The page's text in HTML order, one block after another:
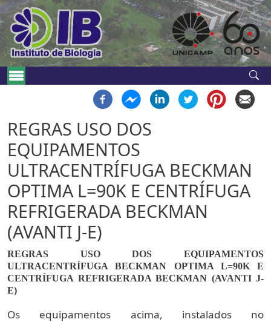
Pular para o conteúdo principal
Navegação principal
REGRAS USO DOS
EQUIPAMENTOS
ULTRACENTRÍFUGA BECKMAN
OPTIMA L=90K E CENTRÍFUGA
REFRIGERADA BECKMAN
(AVANTI J-E)
REGRAS USO DOS EQUIPAMENTOS
ULTRACENTRÍFUGA BECKMAN OPTIMA L=90K E
CENTRÍFUGA REFRIGERADA BECKMAN (AVANTI J-
E)
Os equipamentos acima, instalados no